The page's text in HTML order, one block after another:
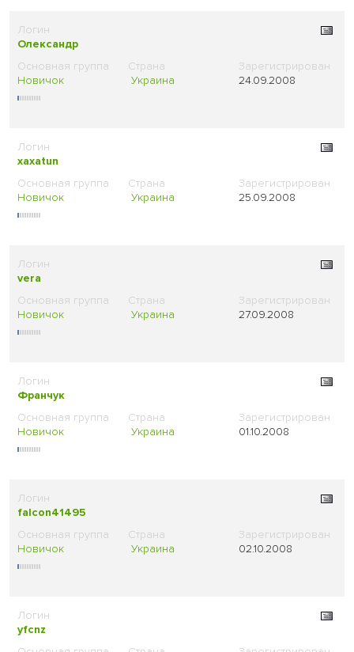
Олександр
Новичок Украина 24.09.2008
xaxatun
Новичок Украина 25.09.2008
vera
Новичок Украина 27.09.2008
Франчук
Новичок Украина 01.10.2008
falcon41495
Новичок Украина 02.10.2008
yfcnz